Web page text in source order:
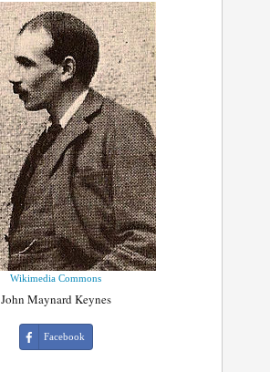
Wikimedia Commons
John Maynard Keynes
Facebook